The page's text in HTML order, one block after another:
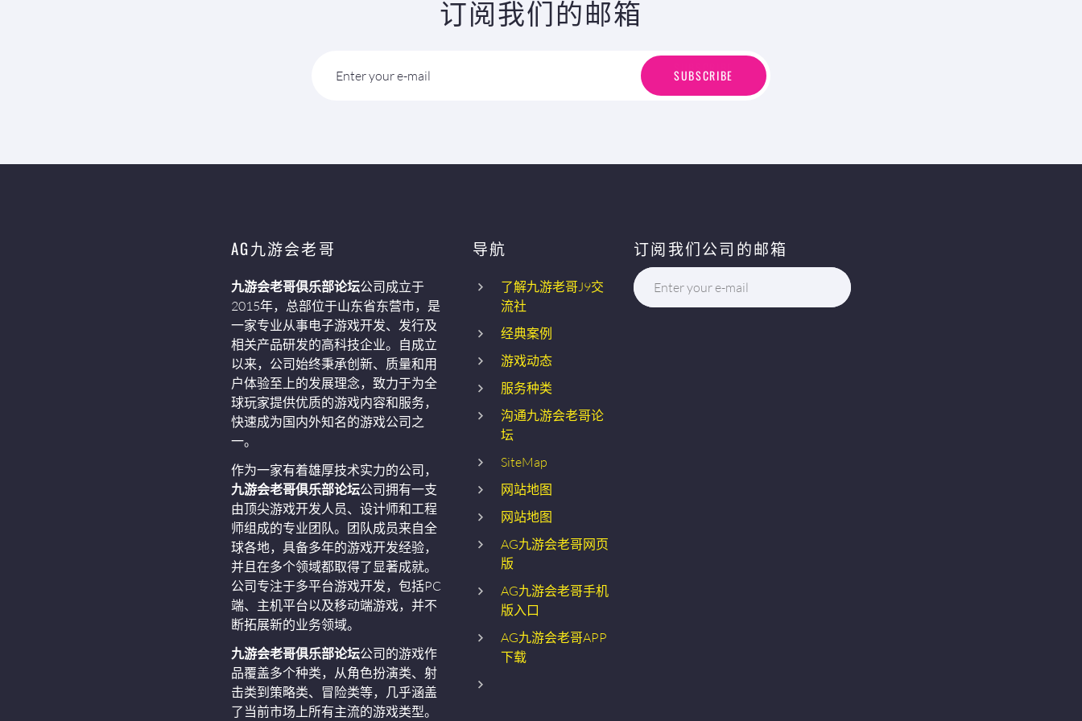
订阅我们的邮箱
Enter your e-mail SUBSCRIBE
SUBSCRIBE
AG九游会老哥
九游会老哥俱乐部论坛公司成立于
2015年，总部位于山东省东营市，是
一家专业从事电子游戏开发、发行及
相关产品研发的高科技企业。自成立
以来，公司始终秉承创新、质量和用
户体验至上的发展理念，致力于为全
球玩家提供优质的游戏内容和服务，
快速成为国内外知名的游戏公司之
一。
作为一家有着雄厚技术实力的公司，
九游会老哥俱乐部论坛公司拥有一支
由顶尖游戏开发人员、设计师和工程
师组成的专业团队。团队成员来自全
球各地，具备多年的游戏开发经验，
并且在多个领域都取得了显著成就。
公司专注于多平台游戏开发，包括PC
端、主机平台以及移动端游戏，并不
断拓展新的业务领域。
九游会老哥俱乐部论坛公司的游戏作
品覆盖多个种类，从角色扮演类、射
击类到策略类、冒险类等，几乎涵盖
了当前市场上所有主流的游戏类型。
导航
了解九游老哥J9交
流社
经典案例
游戏动态
服务种类
沟通九游会老哥论
坛
SiteMap
网站地图
网站地图
AG九游会老哥网页
版
AG九游会老哥手机
版入口
AG九游会老哥APP
下载
订阅我们公司的邮箱
Enter your e-mail